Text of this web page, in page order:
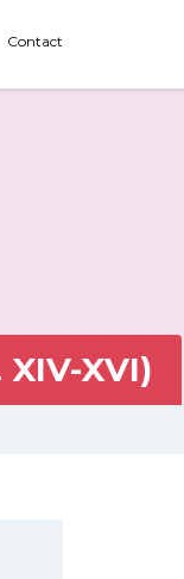
Contact
XIV-XVI)